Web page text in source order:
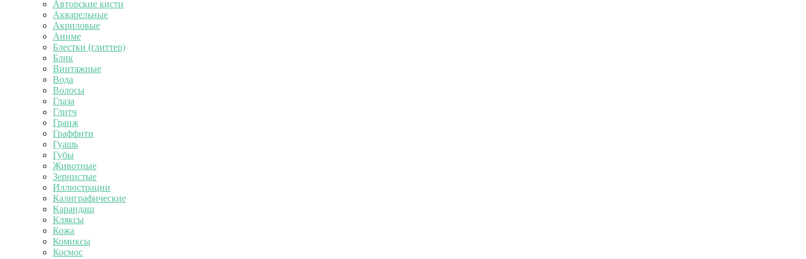
Авторские кисти
Акварельные
Акриловые
Аниме
Блестки (глиттер)
Блик
Винтажные
Вода
Волосы
Глаза
Глитч
Гранж
Граффити
Гуашь
Губы
Животные
Зернистые
Иллюстрации
Калиграфические
Карандаш
Кляксы
Кожа
Комиксы
Космос